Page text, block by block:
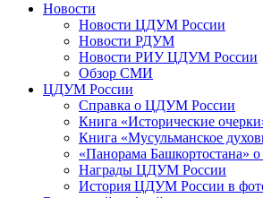
Новости
Новости ЦДУМ России
Новости РДУМ
Новости РИУ ЦДУМ России
Обзор СМИ
ЦДУМ России
Справка о ЦДУМ России
Книга «Исторические
Книга «Мусульманское
«Панорама Башкортостана»
Награды ЦДУМ России
История ЦДУМ России в